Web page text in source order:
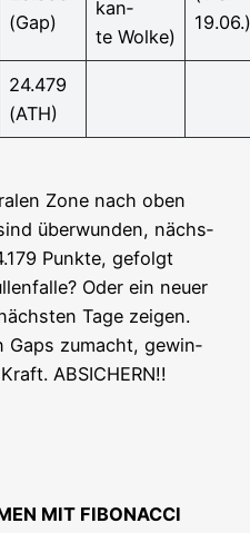
(Gap)
kan­
te Wolke)
19.06.)
24.479
(ATH)
Zone nach oben
über­wun­den, nächs­
Punk­te, gefolgt
Oder ein neu­er
Tage zei­gen.
Gaps zumacht, gewin­
ABSICHERN!!
MIT FIBONACCI